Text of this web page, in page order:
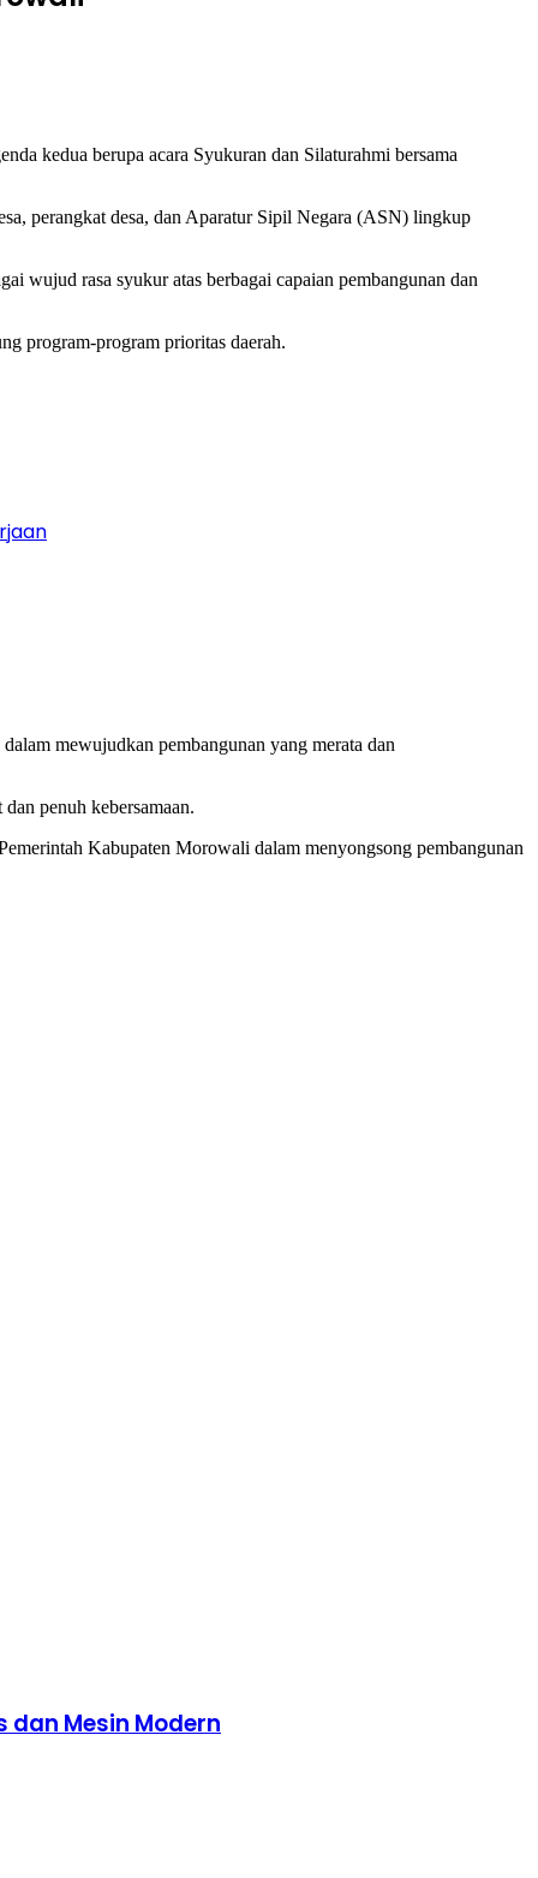
kedua berupa acara Syukuran dan Silaturahmi bersama
perangkat desa, dan Aparatur Sipil Negara (ASN) lingkup
wujud rasa syukur atas berbagai capaian pembangunan dan
program-program prioritas daerah.
mewujudkan pembangunan yang merata dan
penuh kebersamaan.
Kabupaten Morowali dalam menyongsong pembangunan
Mesin Modern